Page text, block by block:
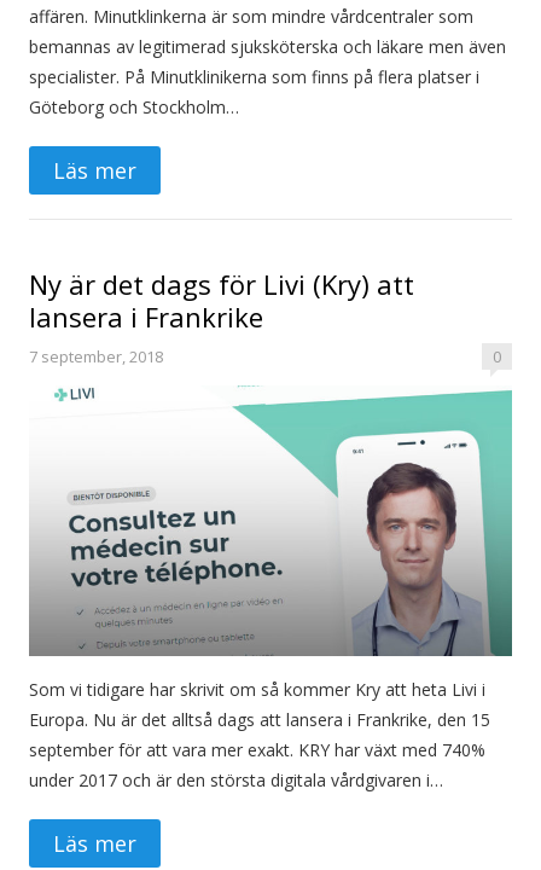
affären. Minutklinkerna är som mindre vårdcentraler som
bemannas av legitimerad sjuksköterska och läkare men även
specialister. På Minutklinikerna som finns på flera platser i
Göteborg och Stockholm…
Läs mer
Ny är det dags för Livi (Kry) att
lansera i Frankrike
7 september, 2018 0
Som vi tidigare har skrivit om så kommer Kry att heta Livi i
Europa. Nu är det alltså dags att lansera i Frankrike, den 15
september för att vara mer exakt. KRY har växt med 740%
under 2017 och är den största digitala vårdgivaren i…
Läs mer